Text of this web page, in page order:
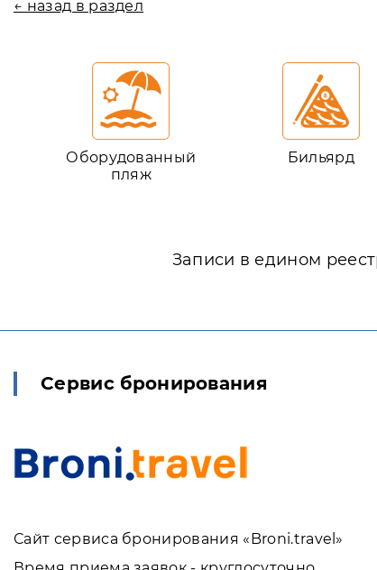
← назад в раздел
Оборудованный
пляж
Бильярд
Записи в едином
Сервис бронирования
Сайт сервиса бронирования «Broni.travel»